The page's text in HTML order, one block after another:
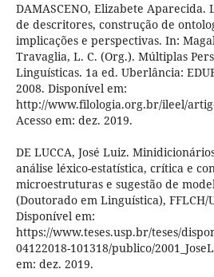
DAMASCENO, Elizabete
de descritores, construção de
implicações e perspectivas. In:
Travaglia, L. C. (Org.). Múltiplas
Linguísticas. 1a ed. Uberlância:
2008. Disponível em:
http://www.filologia.org.br/ileel/
Acesso em: dez. 2019.
DE LUCCA, José Luiz.
análise léxico-estatística, crítica e
microestruturas e sugestão de
(Doutorado em Linguística), FFLCH/
Disponível em:
https://www.teses.usp.br/teses/
04122018-101318/publico/
em: dez. 2019.